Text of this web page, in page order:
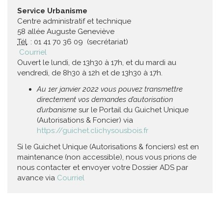
Service Urbanisme
Centre administratif et technique
58 allée Auguste Geneviève
Tél. : 01 41 70 36 09 (secrétariat)
Courriel
Ouvert le lundi, de 13h30 à 17h, et du mardi au
vendredi, de 8h30 à 12h et de 13h30 à 17h.
Au 1er janvier 2022 vous pouvez transmettre
directement vos demandes d’autorisation
d’urbanisme sur le Portail du Guichet Unique
(Autorisations & Foncier) via
https://guichet.clichysousbois.fr
Si le Guichet Unique (Autorisations & fonciers) est en
maintenance (non accessible), nous vous prions de
nous contacter et envoyer votre Dossier ADS par
avance via Courriel